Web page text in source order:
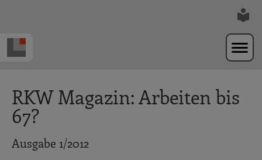
RKW Magazin: Arbeiten bis
67?
Ausgabe 1/2012